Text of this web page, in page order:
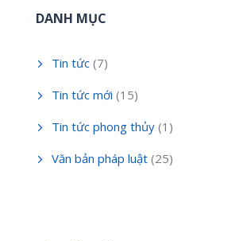
DANH MỤC
Tin tức (7)
Tin tức mới (15)
Tin tức phong thủy (1)
Văn bản pháp luật (25)